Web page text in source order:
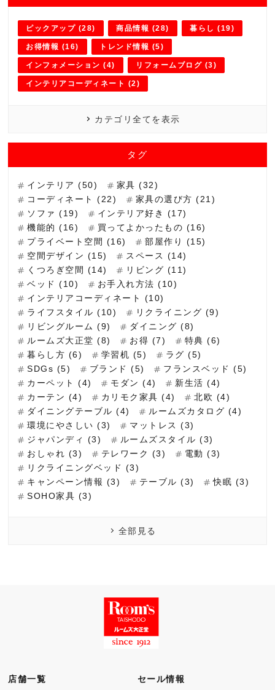
ピックアップ (28) 商品情報 (28) 暮らし (19)
お得情報 (16) トレンド情報 (5)
インフォメーション (4) リフォームブログ (3)
インテリアコーディネート (2)
カテゴリ全てを表示
タグ
インテリア (50)
家具 (32)
コーディネート (22)
家具の選び方 (21)
ソファ (19)
インテリア好き (17)
機能的 (16)
買ってよかったもの (16)
プライベート空間 (16)
部屋作り (15)
空間デザイン (15)
スペース (14)
くつろぎ空間 (14)
リビング (11)
ベッド (10)
お手入れ方法 (10)
インテリアコーディネート (10)
ライフスタイル (10)
リクライニング (9)
リビングルーム (9)
ダイニング (8)
ルームズ大正堂 (8)
お得 (7)
特典 (6)
暮らし方 (6)
学習机 (5)
ラグ (5)
SDGs (5)
ブランド (5)
フランスベッド (5)
カーペット (4)
モダン (4)
新生活 (4)
カーテン (4)
カリモク家具 (4)
北欧 (4)
ダイニングテーブル (4)
ルームズカタログ (4)
環境にやさしい (3)
マットレス (3)
ジャパンディ (3)
ルームズスタイル (3)
おしゃれ (3)
テレワーク (3)
電動 (3)
リクライニングベッド (3)
キャンペーン情報 (3)
テーブル (3)
快眠 (3)
SOHO家具 (3)
全部見る
店舗一覧 セール情報